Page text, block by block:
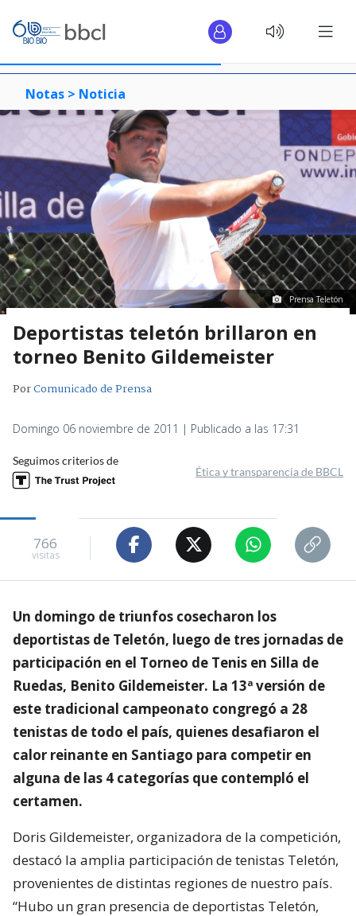
Notas > Noticia
Prensa Teletón
Deportistas teletón brillaron en
torneo Benito Gildemeister
PorComunicado de Prensa
Domingo 06 noviembre de 2011 | Publicado a las 17:31
Seguimos criterios de
Ética y transparencia de BBCL
766
visitas
Un domingo de triunfos cosecharon los
deportistas de Teletón, luego de tres jornadas de
participación en el Torneo de Tenis en Silla de
Ruedas, Benito Gildemeister. La 13ª versión de
este tradicional campeonato congregó a 28
tenistas de todo el país, quienes desafiaron el
calor reinante en Santiago para competir en
alguna de las 4 categorías que contempló el
certamen.
Doris Gildemeister, organizadora de la competición,
destacó la amplia participación de tenistas Teletón,
provenientes de distintas regiones de nuestro país.
“Hubo un gran presencia de deportistas Teletón,